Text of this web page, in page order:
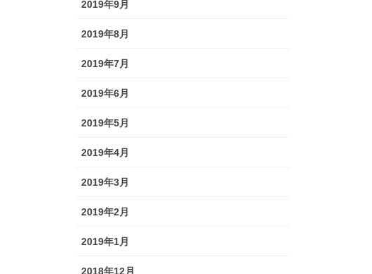
2019年9月
2019年8月
2019年7月
2019年6月
2019年5月
2019年4月
2019年3月
2019年2月
2019年1月
2018年12月